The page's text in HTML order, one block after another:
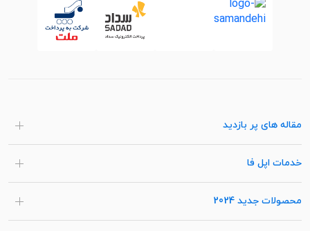
مقاله های پر بازدید
خدمات اپل فا
محصولات جدید 2024